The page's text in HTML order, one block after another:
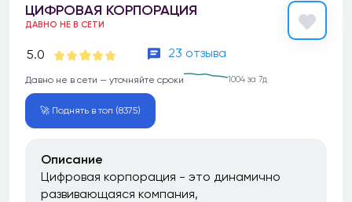
ЦИФРОВАЯ КОРПОРАЦИЯ
ДАВНО НЕ В СЕТИ
5.0 23 отзыва
Давно не в сети — уточняйте сроки 1004 за 7д
🚀 Поднять в топ (8375)
Описание
Цифровая корпорация - это динамично
развивающаяся компания,